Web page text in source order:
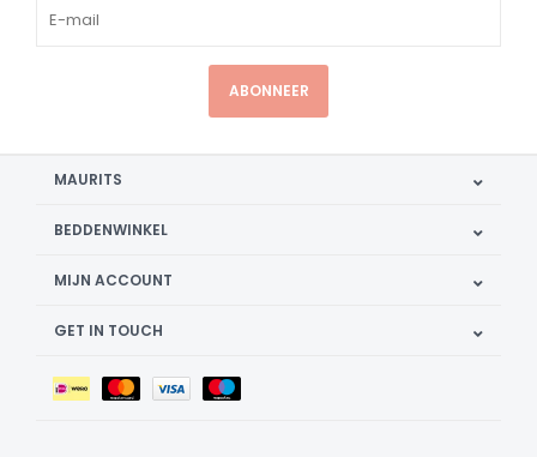
ABONNEER
MAURITS
BEDDENWINKEL
MIJN ACCOUNT
GET IN TOUCH